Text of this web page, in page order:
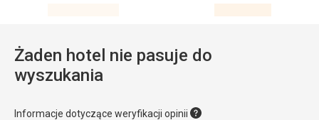
Żaden hotel nie pasuje do
wyszukania
Informacje dotyczące weryfikacji opinii